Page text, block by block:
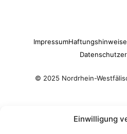
Einwilligung
ImpressumHaftungshinweise